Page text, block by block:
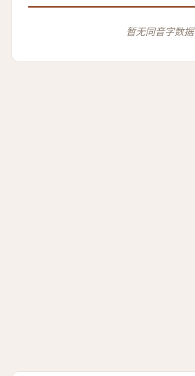
暂无同音字数据